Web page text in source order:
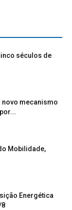
séculos de
novo mecanismo
Mobilidade,
Energética
8